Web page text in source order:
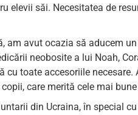
elevii săi. Necesitatea de
am avut ocazia să aducem
neobosite a lui Noah,
cu toate accesoriile
care merită cele mai
din Ucraina, în special